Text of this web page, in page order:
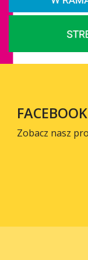
FACEBOOK
Zobacz nasz